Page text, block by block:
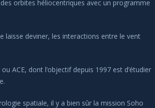
orbites héliocentriques avec un programme
laisse deviner, les interactions entre le vent
ACE, dont l’objectif depuis 1997 est d’étudier
spatiale, il y a bien sûr la mission Soho